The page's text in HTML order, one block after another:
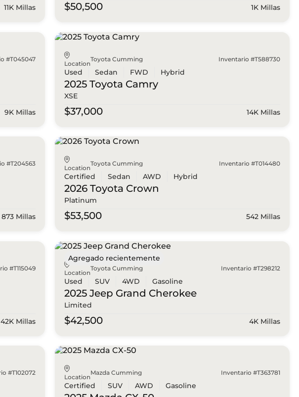
11K Millas $50,500 1K Millas
#T045047
9K Millas
Location
Toyota Cumming Inventario #T588730
Used Sedan FWD Hybrid
2025 Toyota Camry
XSE
$37,000 14K Millas
#T204563
873 Millas
Location
Toyota Cumming Inventario #T014480
Certified Sedan AWD Hybrid
2026 Toyota Crown
Platinum
$53,500 542 Millas
#T115049
42K Millas
Location
Toyota Cumming Inventario #T298212
Used SUV 4WD Gasoline
2025 Jeep Grand Cherokee
Limited
$42,500 4K Millas
Agregado recientemente
#T102072
Location
Mazda Cumming Inventario #T363781
Certified SUV AWD Gasoline